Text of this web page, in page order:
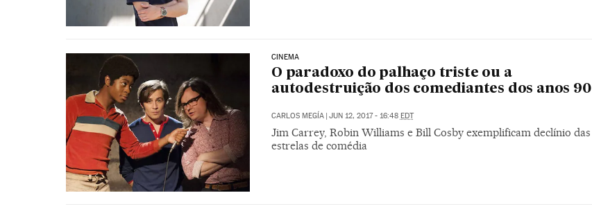
CINEMA
O paradoxo do palhaço triste ou a
autodestruição dos comediantes dos anos 90
CARLOS MEGÍA JUN 12, 2017 - 16:48 EDT
Jim Carrey, Robin Williams e Bill Cosby exemplificam declínio das
estrelas de comédia